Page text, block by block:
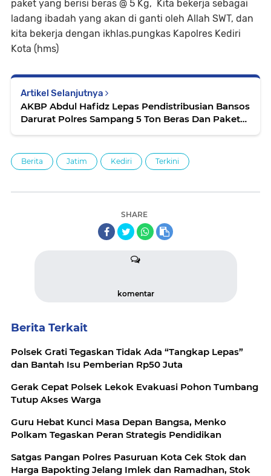
paket yang berisi beras @ 5 Kg, Kita bekerja sebagai
ladang ibadah yang akan di ganti oleh Allah SWT, dan
kita bekerja dengan ikhlas.pungkas Kapolres Kediri
Kota (hms)
Artikel Selanjutnya
AKBP Abdul Hafidz Lepas Pendistribusian Bansos
Darurat Polres Sampang 5 Ton Beras Dan Paket
Berita Jatim Kediri Terkini
SHARE
komentar
Berita Terkait
Polsek Grati Tegaskan Tidak Ada “Tangkap Lepas”
dan Bantah Isu Pemberian Rp50 Juta
Gerak Cepat Polsek Lekok Evakuasi Pohon Tumbang
Tutup Akses Warga
Guru Hebat Kunci Masa Depan Bangsa, Menko
Polkam Tegaskan Peran Strategis Pendidikan
Satgas Pangan Polres Pasuruan Kota Cek Stok dan
Harga Bapokting Jelang Imlek dan Ramadhan, Stok